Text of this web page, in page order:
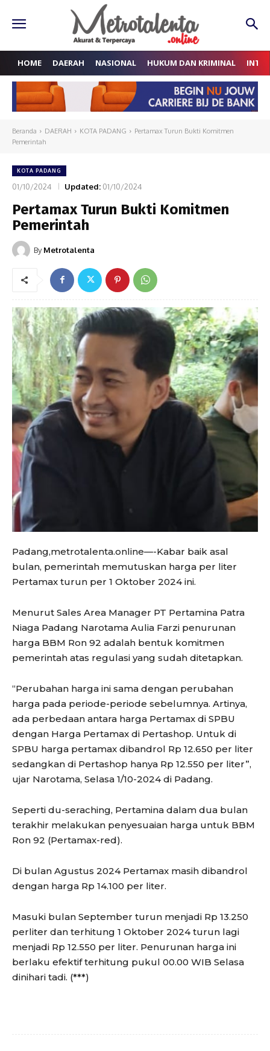
HOME DAERAH NASIONAL HUKUM DAN KRIMINAL
Beranda DAERAH KOTA PADANG
Pertamax Turun Bukti Komitmen
Pemerintah
KOTA PADANG
01/10/2024 Updated: 01/10/2024
Pertamax Turun Bukti Komitmen
Pemerintah
By Metrotalenta
Padang,metrotalenta.online—-Kabar baik asal
bulan, pemerintah memutuskan harga per liter
Pertamax turun per 1 Oktober 2024 ini.
Menurut Sales Area Manager PT Pertamina Patra
Niaga Padang Narotama Aulia Farzi penurunan
harga BBM Ron 92 adalah bentuk komitmen
pemerintah atas regulasi yang sudah ditetapkan.
“Perubahan harga ini sama dengan perubahan
harga pada periode-periode sebelumnya. Artinya,
ada perbedaan antara harga Pertamax di SPBU
dengan Harga Pertamax di Pertashop. Untuk di
SPBU harga pertamax dibandrol Rp 12.650 per liter
sedangkan di Pertashop hanya Rp 12.550 per liter”,
ujar Narotama, Selasa 1/10-2024 di Padang.
Seperti du-seraching, Pertamina dalam dua bulan
terakhir melakukan penyesuaian harga untuk BBM
Ron 92 (Pertamax-red).
Di bulan Agustus 2024 Pertamax masih dibandrol
dengan harga Rp 14.100 per liter.
Masuki bulan September turun menjadi Rp 13.250
perliter dan terhitung 1 Oktober 2024 turun lagi
menjadi Rp 12.550 per liter. Penurunan harga ini
berlaku efektif terhitung pukul 00.00 WIB Selasa
dinihari tadi. (***)